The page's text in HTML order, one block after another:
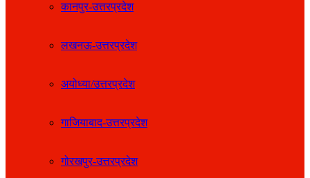
कानपुर-उत्तरप्रदेश
लखनऊ-उत्तरप्रदेश
अयोध्या/उत्तरप्रदेश
गाजियाबाद-उत्तरप्रदेश
गोरखपुर-उत्तरप्रदेश